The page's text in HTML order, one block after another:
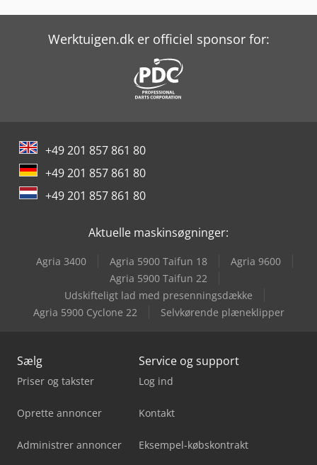
Scm Nova Si 400
Scm Olimpic K 560
Scm Profiset 40
Scm Sergiani Gs
Scm Startech Cn Plus
Scm Startech Cn V
Werktuigen.dk er officiel sponsor for:
+49 201 857 861 80
+49 201 857 861 80
+49 201 857 861 80
Aktuelle maskinsøgninger:
Agria 3400 Agria 5900 Taifun 18
Agria 9600
Agria 5900 Taifun 22
Udskifteligt lad med presenningsdække
Agria 5900 Cyclone 22
Selvkørende plæneklipper
Sælg
Priser og takster
Oprette annoncer
Administrer annoncer
Service og support
Log ind
Kontakt
Eksempel-købskontrakt